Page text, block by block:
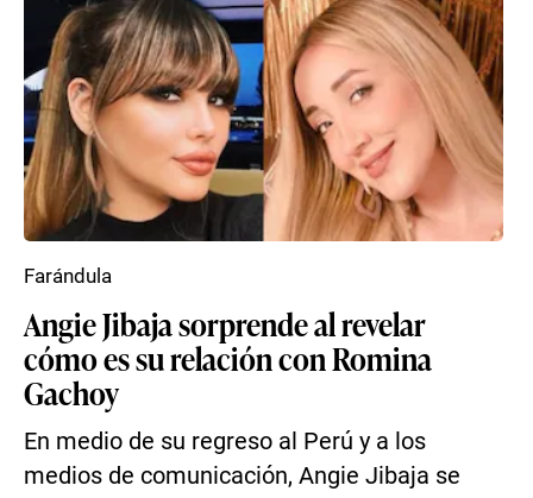
Angie Jibaja sorprende al revelar
cómo es su relación con Romina
Gachoy
En medio de su regreso al Perú y a los
medios de comunicación, Angie Jibaja se
Farándula